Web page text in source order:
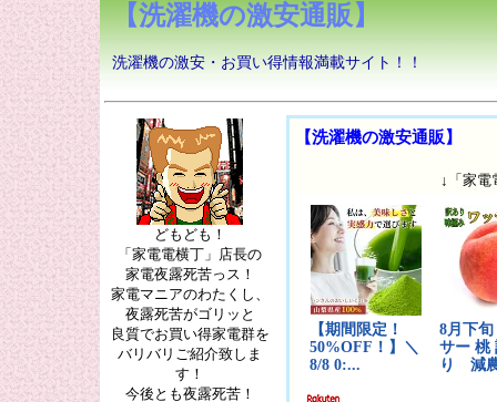
【洗濯機の激安通販】
洗濯機の激安・お買い得情報満載サイト！！
どもども！
「家電電横丁」店長の
家電夜露死苦っス！
家電マニアのわたくし、
夜露死苦がゴリッと
良質でお買い得家電群を
バリバリご紹介致しま
す！
今後とも夜露死苦！
【洗濯機の激安通販】
↓「家電